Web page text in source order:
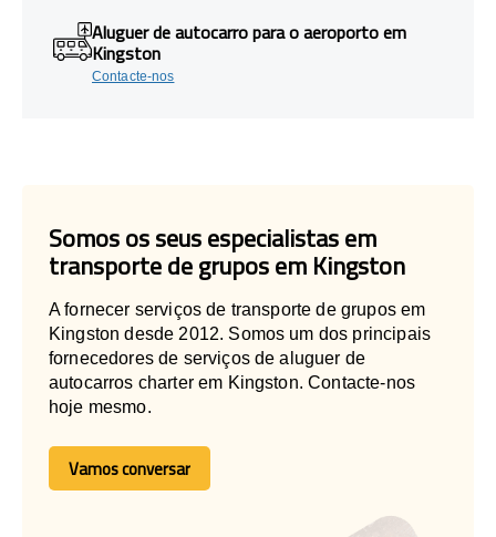
Aluguer de autocarro para o aeroporto em
Kingston
Contacte-nos
Somos os seus especialistas em
transporte de grupos em Kingston
A fornecer serviços de transporte de grupos em
Kingston desde 2012. Somos um dos principais
fornecedores de serviços de aluguer de
autocarros charter em Kingston. Contacte-nos
hoje mesmo.
Vamos conversar
Vamos conversar